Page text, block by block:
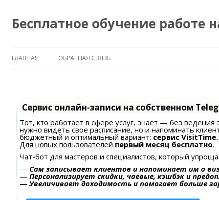
Бесплатное обучение работе
ГЛАВНАЯ ОБРАТНАЯ СВЯЗЬ
Сервис онлайн-записи на собственном
Тот, кто работает в сфере услуг, знает — без ведения
нужно видеть свое расписание, но и напоминать
бюджетный и оптимальный вариант: сервис VisitTime.
Для новых пользователей первый месяц бесплатно.
Чат-бот для мастеров и специалистов, который
— Сам записывает клиентов и напоминает им о
— Персонализирует скидки, чаевые, кэшбэк и
— Увеличивает доходимость и помогает больше